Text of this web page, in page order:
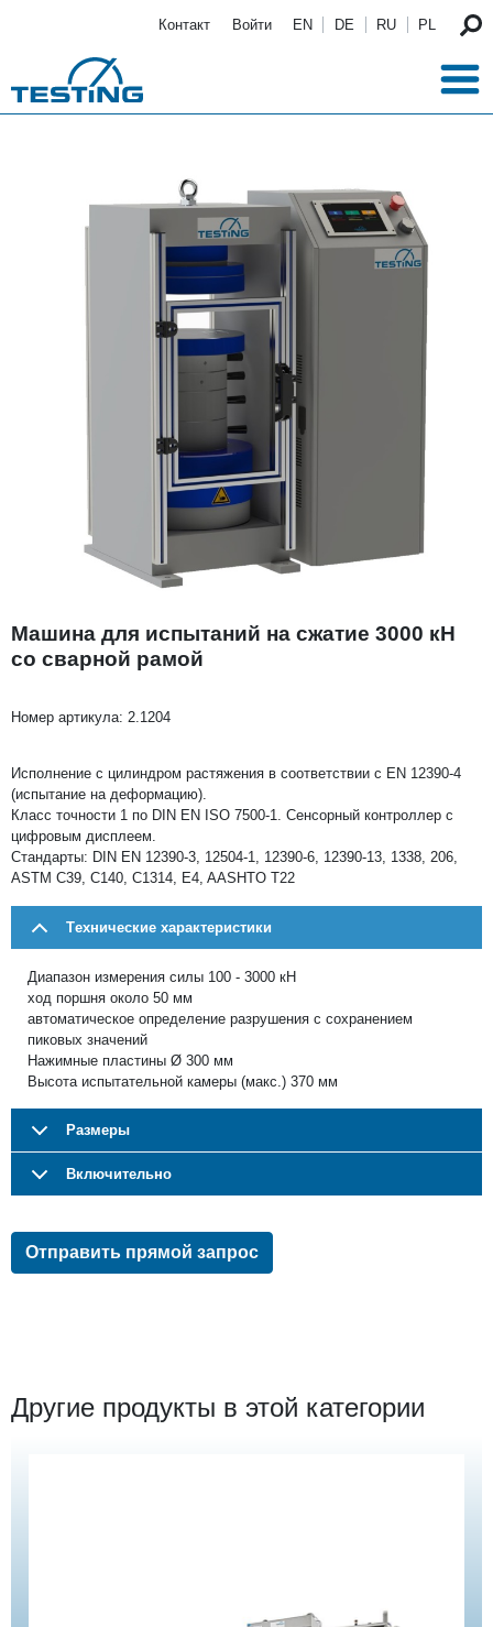
Контакт Войти EN DE RU PL
Машина для испытаний на сжатие 3000 кН
со сварной рамой
Номер артикула: 2.1204
Исполнение с цилиндром растяжения в соответствии с EN 12390-4
(испытание на деформацию).
Класс точности 1 по DIN EN ISO 7500-1. Сенсорный контроллер с
цифровым дисплеем.
Стандарты: DIN EN 12390-3, 12504-1, 12390-6, 12390-13, 1338, 206,
ASTM C39, C140, C1314, E4, AASHTO T22
Tехнические характеристики
Диапазон измерения силы 100 - 3000 кН
ход поршня около 50 мм
автоматическое определение разрушения с сохранением
пиковых значений
Нажимные пластины Ø 300 мм
Высота испытательной камеры (макс.) 370 мм
Размеры
Bключительно
Отправить прямой запрос
Другие продукты в этой категории